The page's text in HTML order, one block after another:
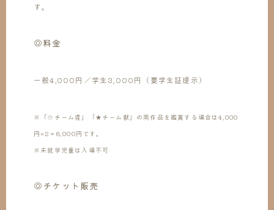
す。
◎料金
一般4,000円／学生3,000円（要学生証提示）
※「☆チーム猩」「★チーム獣」の両作品を鑑賞する場合は4,000
円×2＝8,000円です。
※未就学児童は入場不可
◎チケット販売